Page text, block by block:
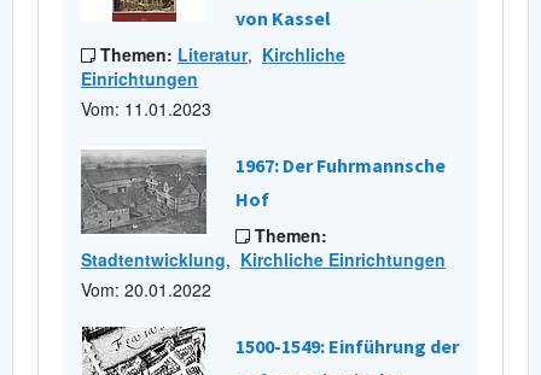
von Kassel
Themen: Literatur, Kirchliche
Einrichtungen
Vom: 11.01.2023
1967: Der Fuhrmannsche
Hof
Themen:
Stadtentwicklung, Kirchliche Einrichtungen
Vom: 20.01.2022
1500-1549: Einführung der